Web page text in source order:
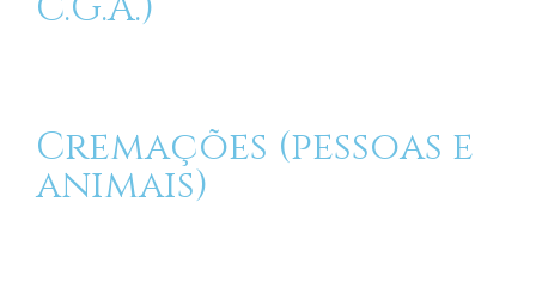
Cremações (pessoas e
animais)